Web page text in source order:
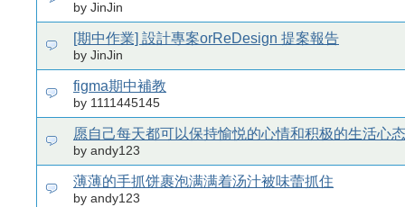
by JinJin
[期中作業] 設計專案orReDesign 提案報告
by JinJin
figma期中補教
by 1111445145
愿自己每天都可以保持愉悦的心情和积极的生活心态
by andy123
薄薄的手抓饼裹泡满满着汤汁被味蕾抓住
by andy123